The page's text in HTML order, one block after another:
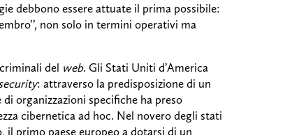
debbono essere attuate il prima possibile:
non solo in termini operativi ma
del web. Gli Stati Uniti d’America
: attraverso la predisposizione di un
organizzazioni specifiche ha preso
cibernetica ad hoc. Nel novero degli stati
il primo paese europeo a dotarsi di un